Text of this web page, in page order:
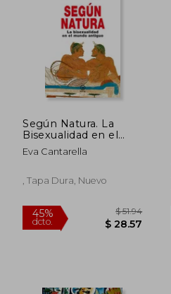
Según Natura. La
Bisexualidad en el
Mundo Antiguo
(Anverso)
Eva Cantarella
, Tapa Dura, Nuevo